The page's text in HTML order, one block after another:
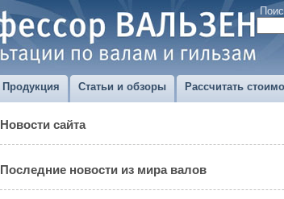
Продукция Статьи и обзоры Рассчитать
Новости сайта
Последние новости из мира валов